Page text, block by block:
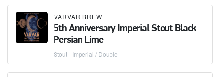
VARVAR BREW
5th Anniversary Imperial Stout Black
Persian Lime
Stout - Imperial / Double